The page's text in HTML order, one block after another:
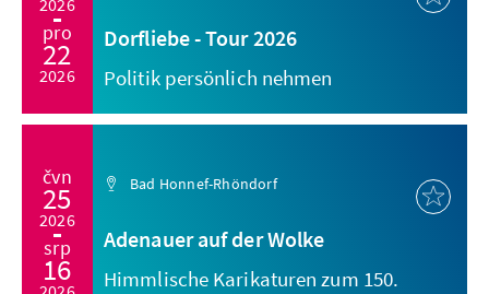
2026
pro
22
2026
Dorfliebe - Tour 2026
Politik persönlich nehmen
čvn
25
2026
srp
16
Bad Honnef-Rhöndorf
Adenauer auf der Wolke
Himmlische Karikaturen zum 150.